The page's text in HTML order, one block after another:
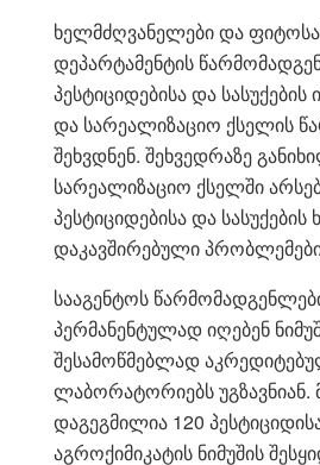
ხელმძღვანელები და
დეპარტამენტის
პესტიციდებისა და
და სარეალიზაციო ქსელის
შეხვდნენ. შეხვედრაზე
სარეალიზაციო ქსელში
პესტიციდებისა და სასუქების
დაკავშირებული
სააგენტოს
პერმანენტულად იღებენ
შესამოწმებლად
ლაბორატორიებს უგზავნიან.
დაგეგმილია 120
აგროქიმიკატის ნიმუშის